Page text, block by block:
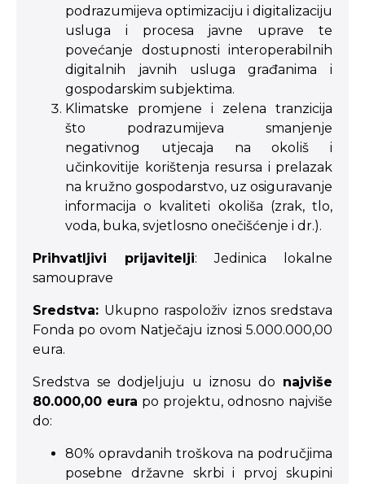
podrazumijeva optimizaciju i digitalizaciju
usluga i procesa javne uprave te
povećanje dostupnosti interoperabilnih
digitalnih javnih usluga građanima i
gospodarskim subjektima.
Klimatske promjene i zelena tranzicija
što podrazumijeva smanjenje
negativnog utjecaja na okoliš i
učinkovitije korištenja resursa i prelazak
na kružno gospodarstvo, uz osiguravanje
informacija o kvaliteti okoliša (zrak, tlo,
voda, buka, svjetlosno onečišćenje i dr.).
Prihvatljivi prijavitelji: Jedinica lokalne
samouprave
Sredstva: Ukupno raspoloživ iznos sredstava
Fonda po ovom Natječaju iznosi 5.000.000,00
eura.
Sredstva se dodjeljuju u iznosu do najviše
80.000,00 eura po projektu, odnosno najviše
do:
80% opravdanih troškova na područjima
posebne državne skrbi i prvoj skupini